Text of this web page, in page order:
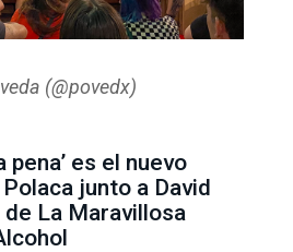
(@povedx)
pena’ es el nuevo
junto a David
La Maravillosa